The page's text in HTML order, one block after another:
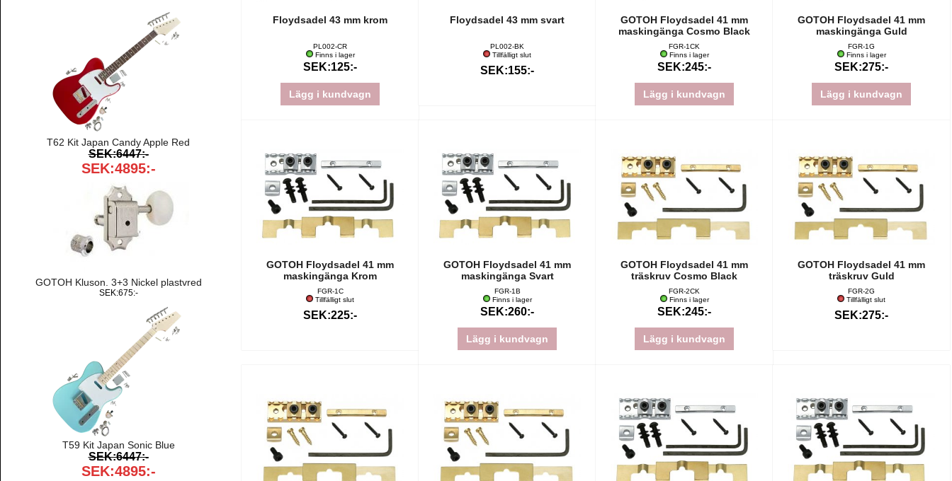
T62 Kit Japan Candy Apple Red
SEK:6447:-
SEK:4895:-
GOTOH Kluson. 3+3 Nickel plastvred
SEK:675:-
T59 Kit Japan Sonic Blue
SEK:6447:-
SEK:4895:-
Floydsadel 43 mm krom
PL002-CR
Finns i lager
SEK:125:-
Lägg i kundvagn
Floydsadel 43 mm svart
PL002-BK
Tillfälligt slut
SEK:155:-
GOTOH Floydsadel 41 mm
maskingänga Cosmo Black
FGR-1CK
Finns i lager
SEK:245:-
Lägg i kundvagn
GOTOH Floydsadel 41 mm
maskingänga Guld
FGR-1G
Finns i lager
SEK:275:-
Lägg i kundvagn
GOTOH Floydsadel 41 mm
maskingänga Krom
FGR-1C
Tillfälligt slut
SEK:225:-
GOTOH Floydsadel 41 mm
maskingänga Svart
FGR-1B
Finns i lager
SEK:260:-
Lägg i kundvagn
GOTOH Floydsadel 41 mm
träskruv Cosmo Black
FGR-2CK
Finns i lager
SEK:245:-
Lägg i kundvagn
GOTOH Floydsadel 41 mm
träskruv Guld
FGR-2G
Tillfälligt slut
SEK:275:-